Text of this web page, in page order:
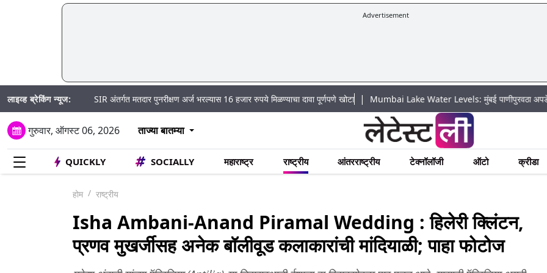
Advertisement
लाइव्ह ब्रेकिंग न्यूज:SIR अंतर्गत मतदार पुनरीक्षण अर्ज भरल्यास 16 हजार रुपये मिळण्याचा दावा पूर्णपणे खोटा|Mumbai Lake Water Levels: मुंबई पाणीपुरवठा अपडेट: शहरातील
गुरुवार, ऑगस्ट 06, 2026 ताज्या बातम्या
QUICKLY SOCIALLY महाराष्ट्र राष्ट्रीय आंतरराष्ट्रीय टेक्नॉलॉजी ऑटो क्रीडा
होम राष्ट्रीय
Isha Ambani-Anand Piramal Wedding : हिलेरी क्लिंटन,
प्रणव मुखर्जीसह अनेक बॉलीवूड कलाकारांची मांदियाळी; पाहा फोटोज